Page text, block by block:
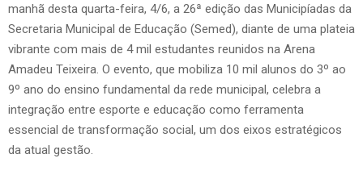
manhã desta quarta-feira, 4/6, a 26ª edição das Municipíadas da
Secretaria Municipal de Educação (Semed), diante de uma plateia
vibrante com mais de 4 mil estudantes reunidos na Arena
Amadeu Teixeira. O evento, que mobiliza 10 mil alunos do 3º ao
9º ano do ensino fundamental da rede municipal, celebra a
integração entre esporte e educação como ferramenta
essencial de transformação social, um dos eixos estratégicos
da atual gestão.